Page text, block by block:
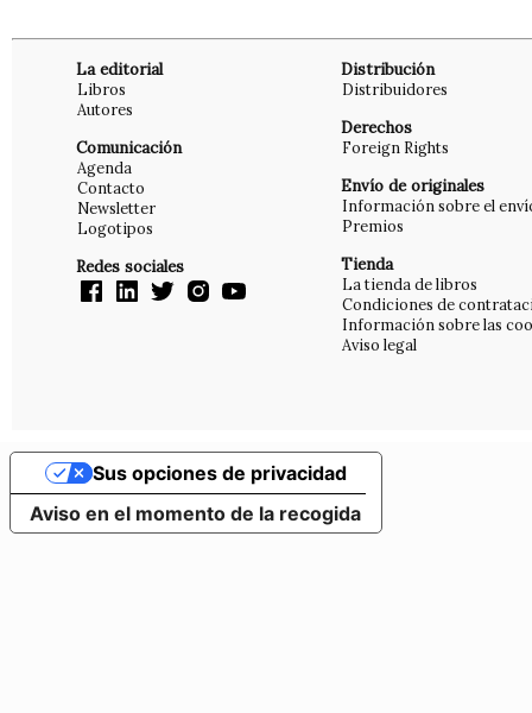
La editorial
Libros
Autores
Comunicación
Agenda
Contacto
Newsletter
Logotipos
Redes sociales
Distribución
Distribuidores
Derechos
Foreign Rights
Envío de originales
Información sobre el
Premios
Tienda
La tienda de libros
Condiciones de
Información sobre las
Aviso legal
Aviso en el momento de la recogida
Sus opciones de privacidad